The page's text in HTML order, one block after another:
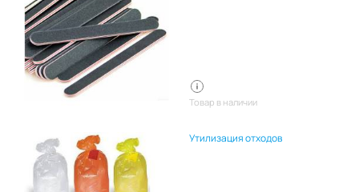
Товар в наличии
Утилизация отходов